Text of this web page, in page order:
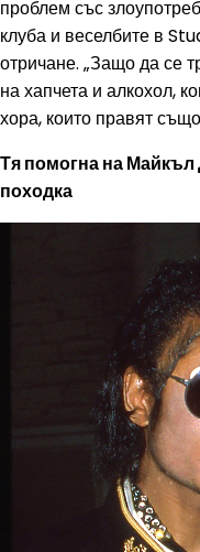
проблем със
клуба и веселбите в
отричане. „Защо да се
на хапчета и алкохол,
хора, които правят
Тя помогна на Майкъл
походка